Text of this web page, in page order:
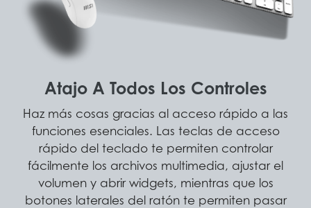
Atajo A Todos Los Controles
Haz más cosas gracias al acceso rápido a las
funciones esenciales. Las teclas de acceso
rápido del teclado te permiten controlar
fácilmente los archivos multimedia, ajustar el
volumen y abrir widgets, mientras que los
botones laterales del ratón te permiten pasar